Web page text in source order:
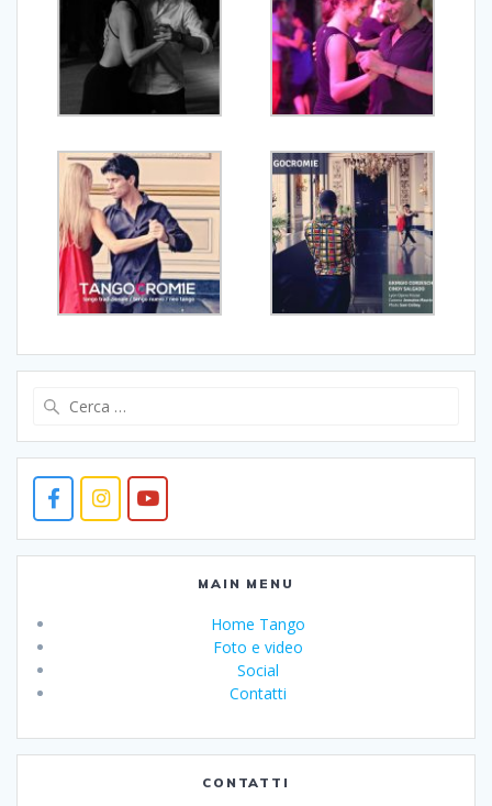
MAIN MENU
Home Tango
Foto e video
Social
Contatti
CONTATTI